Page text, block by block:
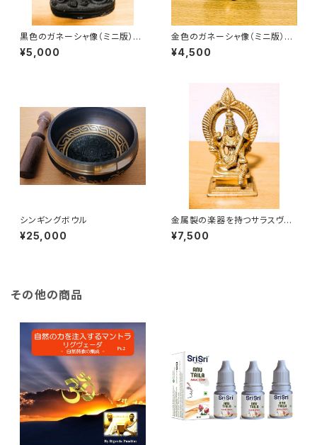
黒色のガネーシャ像（ミニ版）、
インドの神具
¥5,000
金色のガネーシャ像（ミニ版）、
神具
¥4,500
シンギングボウル
¥25,000
金属製の楽器を持つサラスヴァ
ティ女神像
¥7,500
その他の商品